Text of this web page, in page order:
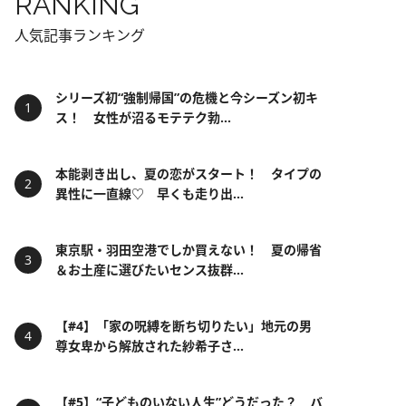
人気記事ランキング
シリーズ初“強制帰国”の危機と今シーズン初キ
ス！ 女性が沼るモテテク勃...
本能剥き出し、夏の恋がスタート！ タイプの
異性に一直線♡ 早くも走り出...
東京駅・羽田空港でしか買えない！ 夏の帰省
＆お土産に選びたいセンス抜群...
【#4】「家の呪縛を断ち切りたい」地元の男
尊女卑から解放された紗希子さ...
【#5】“子どものいない人生”どうだった？ バ